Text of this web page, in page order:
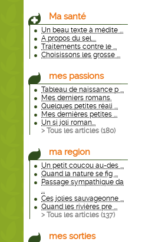
Ma santé
Un beau texte à médite ...
A propos du sel....
Traitements contre le ...
Choisissons les grosse ...
mes passions
Tableau de naissance p ...
Mes derniers romans.
Quelques petites réali ...
Mes dernières petites ...
Un si joli roman...
> Tous les articles (180)
ma region
Un petit coucou au-des ...
Quand la nature se fig ...
Passage sympathique da
...
Ces jolies sauvageonne ...
Quand les rivières pre ...
> Tous les articles (137)
mes sorties